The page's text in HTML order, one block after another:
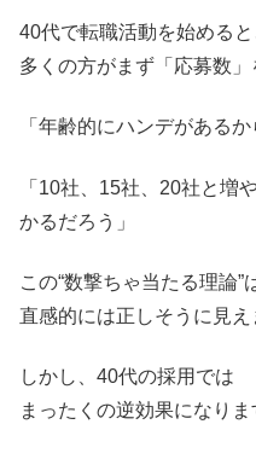
40代で転職活動を始めると
多くの方がまず「応募数」
「年齢的にハンデがある
「10社、15社、20社と増
かるだろう」
この“数撃ちゃ当たる理論”
直感的には正しそうに見え
しかし、40代の採用では
まったくの逆効果になりま